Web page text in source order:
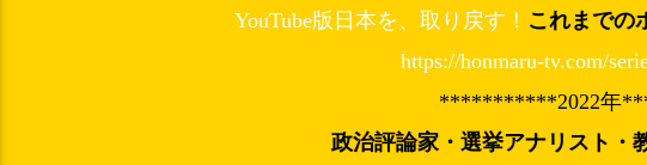
YouTube版日本を、取り戻す！ これまでの
https://honmaru-tv.com/
***********2022年
政治評論家・選挙アナリスト・